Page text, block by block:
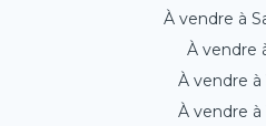
À vendre à
À vendre
À vendre
À vendre